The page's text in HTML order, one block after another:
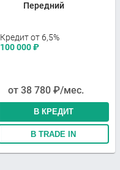
Передний
Кредит от 6,5%
100 000₽
от 38 780 ₽/мес.
В КРЕДИТ
В TRADE IN